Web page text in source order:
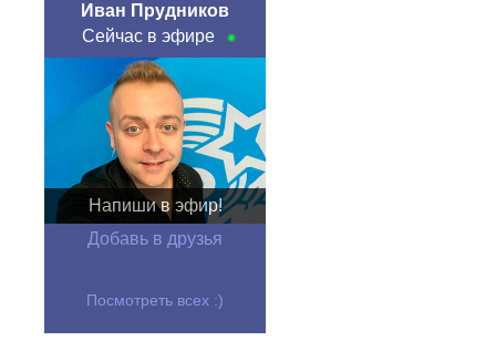
Иван Прудников
Сейчас в эфире
Напиши в эфир!
Добавь в друзья
Посмотреть всех :)